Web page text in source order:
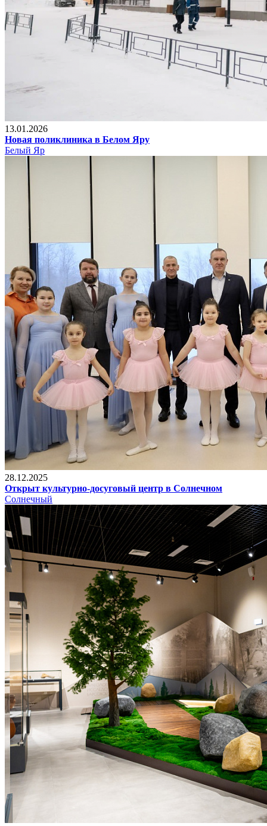
13.01.2026
Новая поликлиника в Белом Яру
Белый Яр
28.12.2025
Открыт культурно-досуговый центр в Солнечном
Солнечный